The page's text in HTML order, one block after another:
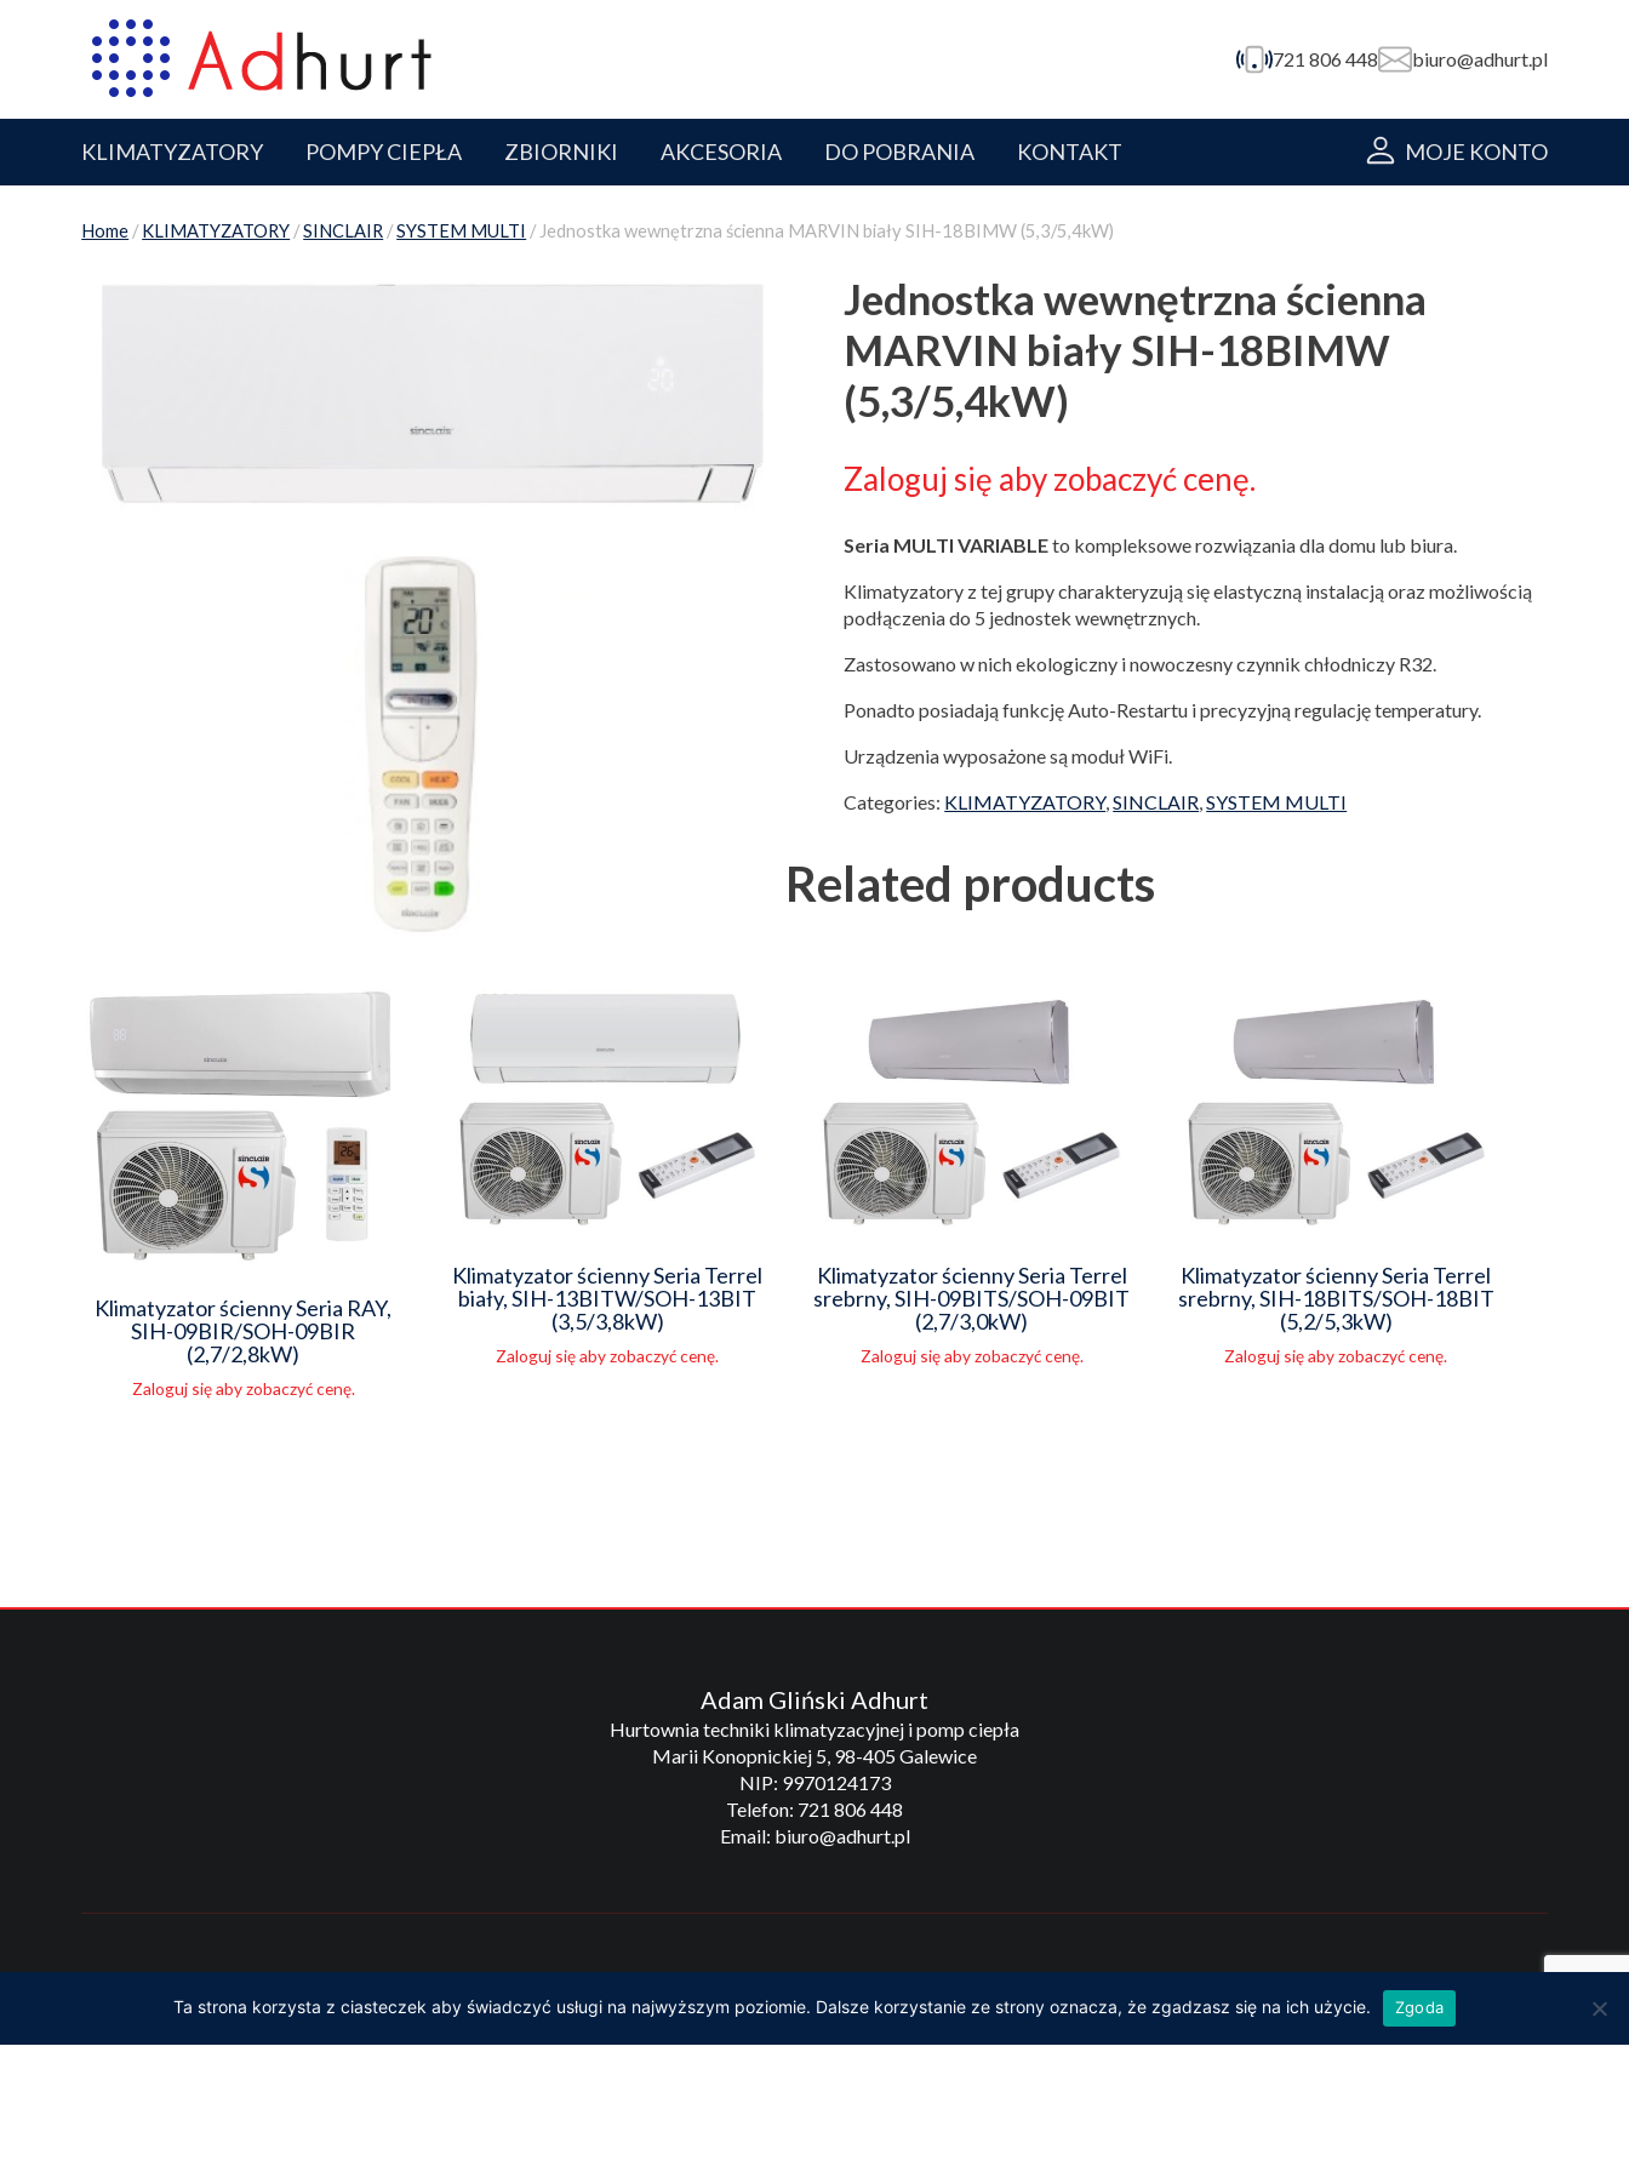
721 806 448 biuro@adhurt.pl
KLIMATYZATORY POMPY CIEPŁA ZBIORNIKI AKCESORIA DO POBRANIA KONTAKT MOJE KONTO
Home /KLIMATYZATORY /SINCLAIR /SYSTEM MULTI / Jednostka wewnętrzna ścienna MARVIN biały SIH-18BIMW (5,3/5,4kW)
Jednostka wewnętrzna ścienna
MARVIN biały SIH-18BIMW
(5,3/5,4kW)
Zaloguj się aby zobaczyć cenę.
Seria MULTI VARIABLEto kompleksowe rozwiązania dla domu lub biura.
Klimatyzatory z tej grupy charakteryzują się elastyczną instalacją oraz możliwością
podłączenia do 5 jednostek wewnętrznych.
Zastosowano w nich ekologiczny i nowoczesny czynnik chłodniczy R32.
Ponadto posiadają funkcję Auto-Restartu i precyzyjną regulację temperatury.
Urządzenia wyposażone są moduł WiFi.
Categories: KLIMATYZATORY,SINCLAIR,SYSTEM MULTI
Related products
Klimatyzator ścienny Seria RAY,
SIH-09BIR/SOH-09BIR
(2,7/2,8kW)
Zaloguj się aby zobaczyć cenę.
Klimatyzator ścienny Seria Terrel
biały, SIH-13BITW/SOH-13BIT
(3,5/3,8kW)
Zaloguj się aby zobaczyć cenę.
Klimatyzator ścienny Seria Terrel
srebrny, SIH-09BITS/SOH-09BIT
(2,7/3,0kW)
Zaloguj się aby zobaczyć cenę.
Klimatyzator ścienny Seria Terrel
srebrny, SIH-18BITS/SOH-18BIT
(5,2/5,3kW)
Zaloguj się aby zobaczyć cenę.
Adam Gliński Adhurt
Hurtownia techniki klimatyzacyjnej i pomp ciepła
Marii Konopnickiej 5, 98-405 Galewice
NIP: 9970124173
Telefon: 721 806 448
Email: biuro@adhurt.pl
Ta strona korzysta z ciasteczek aby świadczyć usługi na najwyższym poziomie. Dalsze korzystanie ze strony oznacza, że zgadzasz się na ich użycie. Zgoda